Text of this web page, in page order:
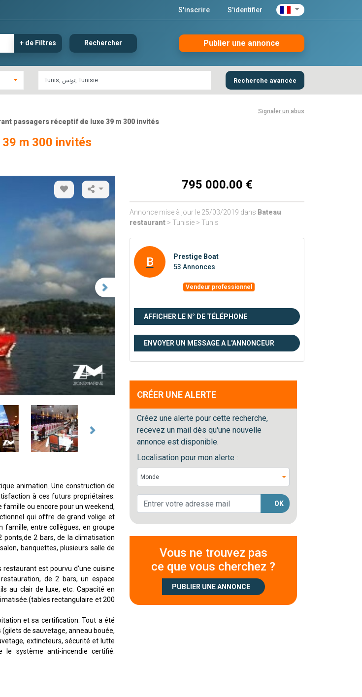
S'inscrire S'identifier
+ de Filtres Rechercher Publier une annonce
Recherche avancée
Signaler un abus
passagers réceptif de luxe 39 m 300 invités
m 300 invités
animation. Une construction de
à ces futurs propriétaires.
ou encore pour un weekend,
qui offre de grand volige et
famille, entre collègues, en groupe
2 bars, de la climatisation
banquettes, plusieurs salle de
restaurant est pourvu d'une cuisine
de 2 bars, un espace
au clair de luxe, etc. Capacité en
rectangulaire et 200
et sa certification. Tout a été
de sauvetage, anneau bouée,
extincteurs, sécurité et lutte
système anti-incendie certifié.
795 000.00 €
Annonce mise à jour le 25/03/2019 dans Bateau
restaurant > Tunisie > Tunis
B
Prestige Boat
53 Annonces
Vendeur professionnel
AFFICHER LE N° DE TÉLÉPHONE
ENVOYER UN MESSAGE A L'ANNONCEUR
CRÉER UNE ALERTE
Créez une alerte pour cette recherche,
recevez un mail dès qu'une nouvelle
annonce est disponible.
Localisation pour mon alerte :
OK
Vous ne trouvez pas
ce que vous cherchez ?
PUBLIER UNE ANNONCE